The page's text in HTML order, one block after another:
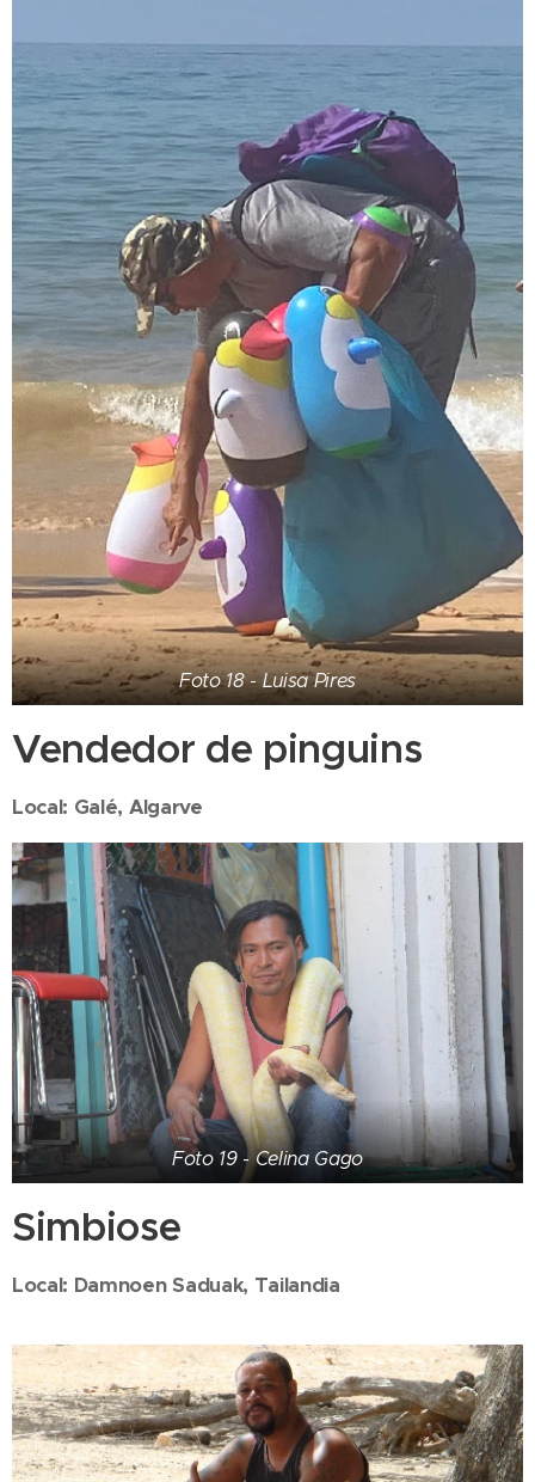
Foto 18 - Luisa Pires
Vendedor de pinguins
Local: Galé, Algarve
Foto 19 - Celina Gago
Simbiose
Local: Damnoen Saduak, Tailandia